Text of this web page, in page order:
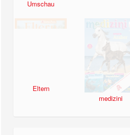
Umschau
Eltern
medizini